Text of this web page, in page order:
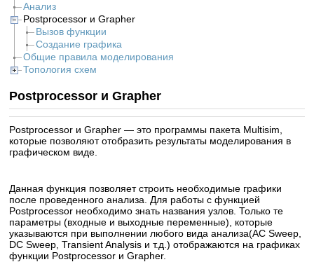
Анализ
Postprocessor и Grapher
Вызов функции
Создание графика
Общие правила моделирования
Топология схем
Postprocessor и Grapher
Postprocessor и Grapher — это программы пакета Multisim,
которые позволяют отобразить результаты моделирования в
графическом виде.
Данная функция позволяет строить необходимые графики
после проведенного анализа. Для работы с функцией
Postprocessor необходимо знать названия узлов. Только те
параметры (входные и выходные переменные), которые
указываются при выполнении любого вида анализа(AC Sweep,
DC Sweep, Transient Analysis и т.д.) отображаются на графиках
функции Postprocessor и Grapher.